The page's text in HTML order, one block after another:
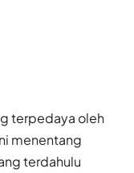
terpedaya oleh
menentang
terdahulu